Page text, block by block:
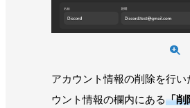
アカウント情報の削除を行
ウント情報の欄内にある「削